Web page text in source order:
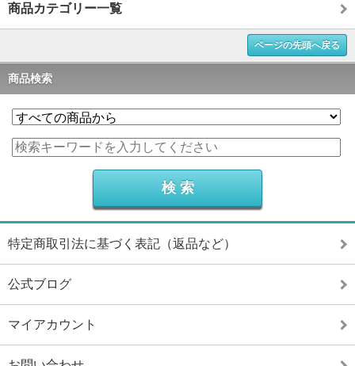
商品カテゴリー一覧
ページの先頭へ戻る
商品検索
特定商取引法に基づく表記（返品など）
公式ブログ
マイアカウント